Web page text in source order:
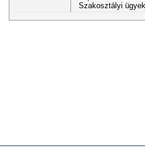
Szakosztályi